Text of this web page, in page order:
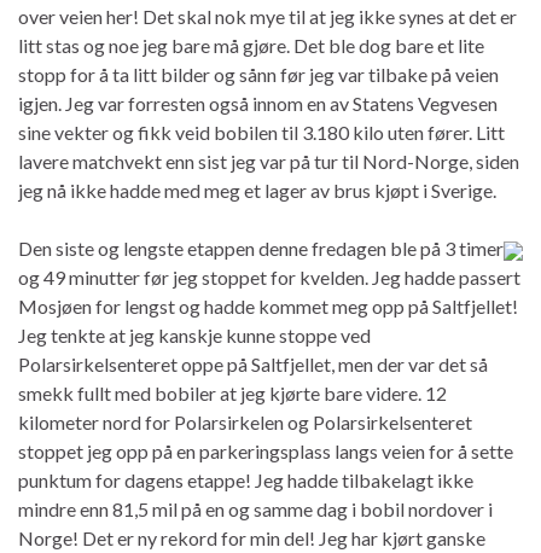
over veien her! Det skal nok mye til at jeg ikke synes at det er
litt stas og noe jeg bare må gjøre. Det ble dog bare et lite
stopp for å ta litt bilder og sånn før jeg var tilbake på veien
igjen. Jeg var forresten også innom en av Statens Vegvesen
sine vekter og fikk veid bobilen til 3.180 kilo uten fører. Litt
lavere matchvekt enn sist jeg var på tur til Nord-Norge, siden
jeg nå ikke hadde med meg et lager av brus kjøpt i Sverige.
Den siste og lengste etappen denne fredagen ble på 3 timer
og 49 minutter før jeg stoppet for kvelden. Jeg hadde passert
Mosjøen for lengst og hadde kommet meg opp på Saltfjellet!
Jeg tenkte at jeg kanskje kunne stoppe ved
Polarsirkelsenteret oppe på Saltfjellet, men der var det så
smekk fullt med bobiler at jeg kjørte bare videre. 12
kilometer nord for Polarsirkelen og Polarsirkelsenteret
stoppet jeg opp på en parkeringsplass langs veien for å sette
punktum for dagens etappe! Jeg hadde tilbakelagt ikke
mindre enn 81,5 mil på en og samme dag i bobil nordover i
Norge! Det er ny rekord for min del! Jeg har kjørt ganske